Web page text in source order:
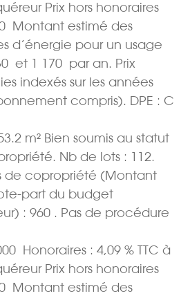
Prix hors honoraires
 Montant estimé des
d’énergie pour un usage
et 1 170  par an. Prix
indexés sur les années
compris). DPE : C
m² Bien soumis au statut
Nb de lots : 112.
de copropriété (Montant
part du budget
: 960 . Pas de procédure
 Honoraires : 4,09 % TTC à
Prix hors honoraires
 Montant estimé des